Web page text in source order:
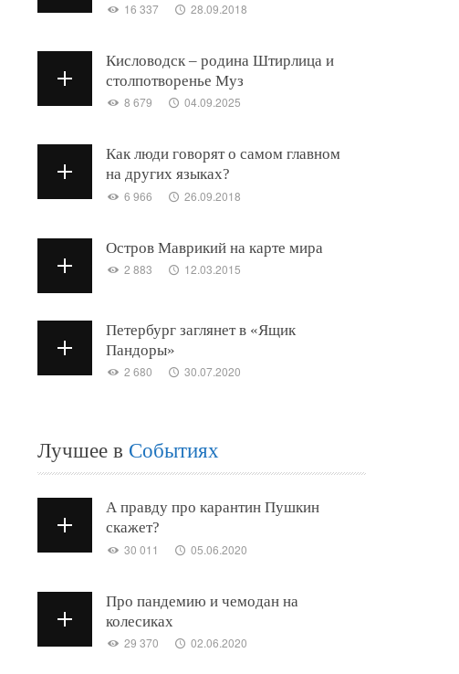
16 337 28.09.2018
Кисловодск – родина Штирлица и
столпотворенье Муз
8 679 04.09.2025
Как люди говорят о самом главном
на других языках?
6 966 26.09.2018
Остров Маврикий на карте мира
2 883 12.03.2015
Петербург заглянет в «Ящик
Пандоры»
2 680 30.07.2020
Лучшее в Событиях
А правду про карантин Пушкин
скажет?
30 011 05.06.2020
Про пандемию и чемодан на
колесиках
29 370 02.06.2020